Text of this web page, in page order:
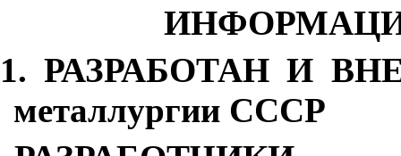
1. РАЗРАБОТАН И
металлургии СССР